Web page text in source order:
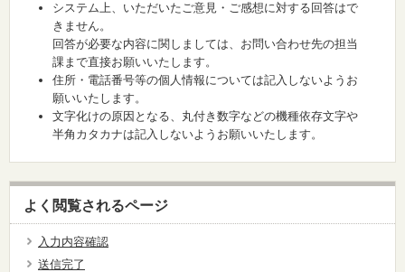
システム上、いただいたご意見・ご感想に対する回答はで
きません。
回答が必要な内容に関しましては、お問い合わせ先の担当
課まで直接お願いいたします。
住所・電話番号等の個人情報については記入しないようお
願いいたします。
文字化けの原因となる、丸付き数字などの機種依存文字や
半角カタカナは記入しないようお願いいたします。
よく閲覧されるページ
入力内容確認
送信完了